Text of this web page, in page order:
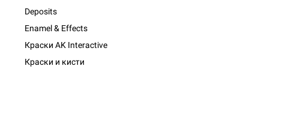
Deposits
Enamel & Effects
Краски AK Interactive
Краски и кисти